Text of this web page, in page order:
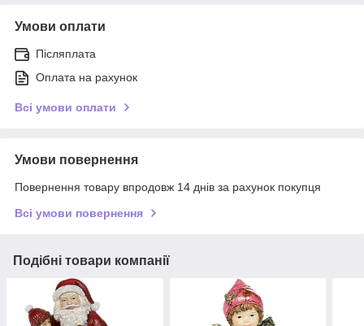
Умови оплати
Післяплата
Оплата на рахунок
Всі умови оплати
Умови повернення
Повернення товару впродовж 14 днів за рахунок покупця
Всі умови повернення
Подібні товари компанії